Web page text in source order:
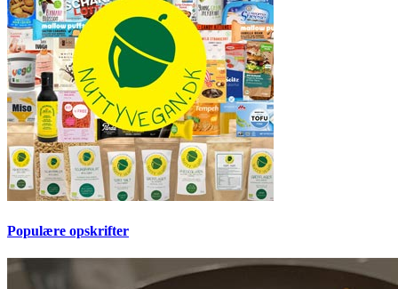
Populære opskrifter